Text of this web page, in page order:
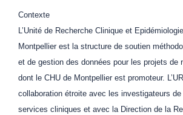
Contexte
L’Unité de Recherche Clinique et
Montpellier est la structure de soutien
et de gestion des données pour les projets de
dont le CHU de Montpellier est promoteur.
collaboration étroite avec les investigateurs de
services cliniques et avec la Direction de la